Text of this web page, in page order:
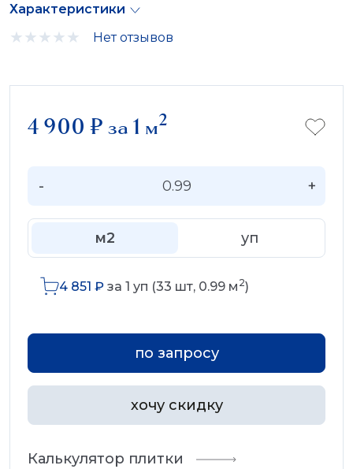
Характеристики
Нет отзывов
4 900 ₽за 1 м2
- +
м2 уп
4 851 ₽ за 1 уп (33 шт, 0.99 м 2)
по запросу
хочу скидку
Калькулятор плитки